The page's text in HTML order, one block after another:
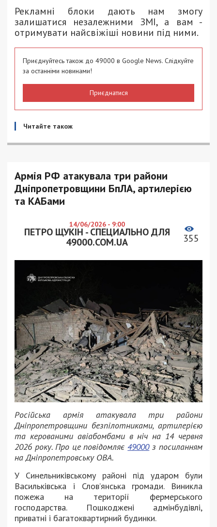
Рекламні блоки дають нам змогу
залишатися незалежними ЗМІ, а вам -
отримувати найсвіжіші новини під ними.
Приєднуйтесь також до 49000 в Google News. Слідкуйте
за останніми новинами!
Приєднатися
Читайте також
Армія РФ атакувала три райони
Дніпропетровщини БпЛА, артилерією
та КАБами
14/06/2026 - 9:00
ПЕТРО ЩУКІН - СПЕЦИАЛЬНО ДЛЯ
49000.COM.UA
355
Російська армія атакувала три райони
Дніпропетровщини безпілотниками, артилерією
та керованими авіабомбами в ніч на 14 червня
2026 року. Про це повідомляє49000з посиланням
на Дніпропетровську ОВА.
У Синельниківському районі під ударом були
Васильківська і Слов’янська громади. Виникла
пожежа на території фермерського
господарства. Пошкоджені адмінбудівлі,
приватні і багатоквартирний будинки.